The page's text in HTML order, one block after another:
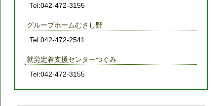
Tel:042-472-3155
グループホームむさし野
Tel:042-472-2541
就労定着支援センターつぐみ
Tel:042-472-3155